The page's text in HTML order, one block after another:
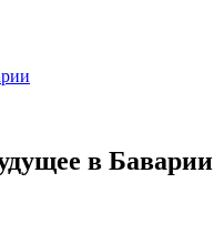
в Баварии